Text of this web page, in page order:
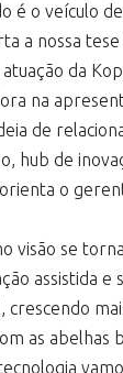
é o veículo
a nossa
da
na
de
hub de
o
visão se
assistida e
crescendo
as abelhas